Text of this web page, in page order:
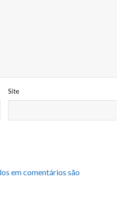
Site
em comentários são